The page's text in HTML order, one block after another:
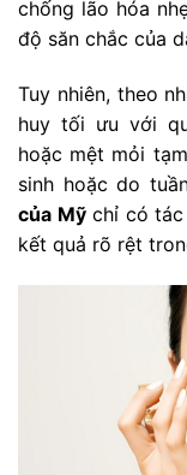
chống lão hóa
độ săn chắc của
Tuy nhiên, theo
huy tối ưu với
hoặc mệt mỏi
sinh hoặc do
của Mỹchỉ có tác
kết quả rõ rệt